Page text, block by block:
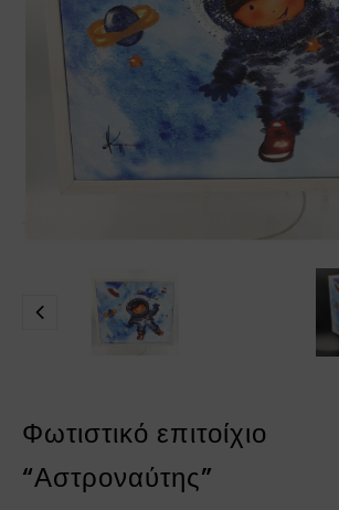
Φωτιστικό επιτοίχιο
“Αστροναύτης”